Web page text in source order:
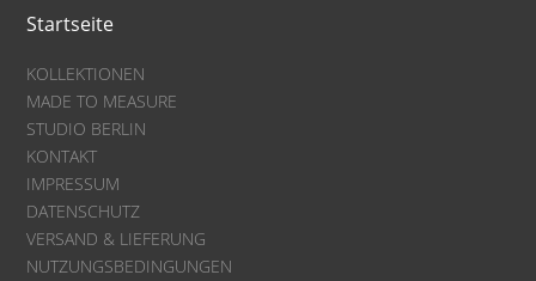
Startseite
KOLLEKTIONEN
MADE TO MEASURE
STUDIO BERLIN
KONTAKT
IMPRESSUM
DATENSCHUTZ
VERSAND & LIEFERUNG
NUTZUNGSBEDINGUNGEN